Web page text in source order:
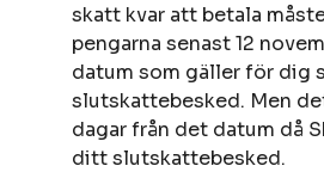
skatt kvar att betala
pengarna senast 12
datum som gäller för dig
slutskattebesked. Men
dagar från det datum då
ditt slutskattebesked.